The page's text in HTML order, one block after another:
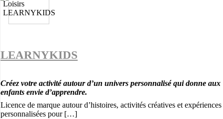
LEARNYKIDS
Créez votre activité autour d’un univers personnalisé qui donne aux
enfants envie d’apprendre.
Licence de marque autour d’histoires, activités créatives et expériences
personnalisées pour […]